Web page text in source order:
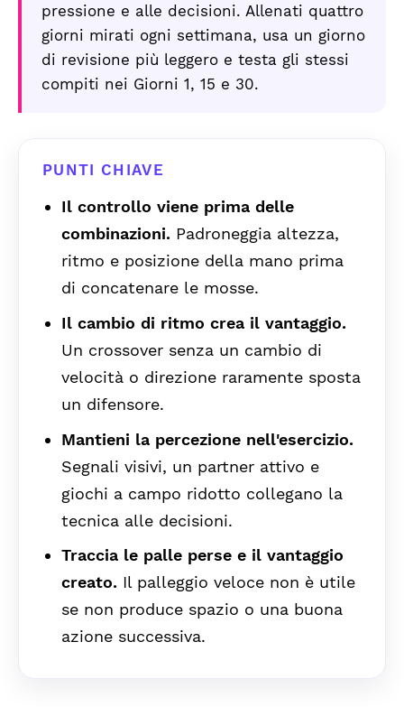
pressione e alle decisioni. Allenati quattro
giorni mirati ogni settimana, usa un giorno
di revisione più leggero e testa gli stessi
compiti nei Giorni 1, 15 e 30.
PUNTI CHIAVE
Il controllo viene prima delle
combinazioni. Padroneggia altezza,
ritmo e posizione della mano prima
di concatenare le mosse.
Il cambio di ritmo crea il vantaggio.
Un crossover senza un cambio di
velocità o direzione raramente sposta
un difensore.
Mantieni la percezione nell'esercizio.
Segnali visivi, un partner attivo e
giochi a campo ridotto collegano la
tecnica alle decisioni.
Traccia le palle perse e il vantaggio
creato. Il palleggio veloce non è utile
se non produce spazio o una buona
azione successiva.